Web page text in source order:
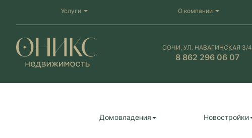
Услуги О компании
СОЧИ, УЛ. НАВАГИНСКАЯ 3/4
8 862 296 06 07
Домовладения Новостройки